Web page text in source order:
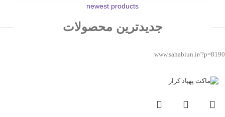
newest products
جدیدترین محصولات
www.sahabiun.ir/?p=8190